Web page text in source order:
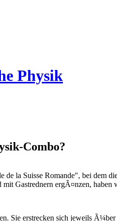
Physik
Combo?
de la Suisse Romande", bei
mit Gastrednern ergÃ¤nzen,
Sie erstrecken sich jeweils